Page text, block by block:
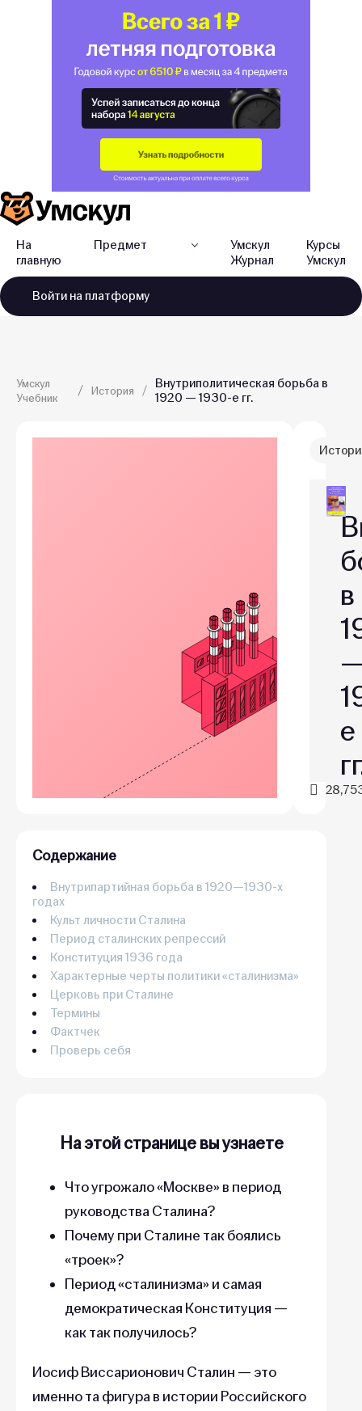
На
главную
Предмет
Умскул
Журнал
Курсы
Умскул
Войти на платформу
Умскул
Учебник
История
Внутриполитическая борьба в
1920 — 1930-е гг.
в
е
Содержание
Внутрипартийная борьба в 1920—1930-х
годах
Культ личности Сталина
Период сталинских репрессий
Конституция 1936 года
Характерные черты политики «сталинизма»
Церковь при Сталине
Термины
Фактчек
Проверь себя
На этой странице вы узнаете
Что угрожало «Москве» в период
руководства Сталина?
Почему при Сталине так боялись
«троек»?
Период «сталинизма» и самая
демократическая Конституция —
как так получилось?
Иосиф Виссарионович Сталин — это
именно та фигура в истории Российского